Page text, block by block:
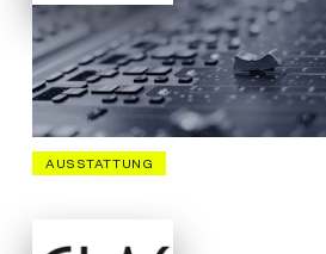
AUSSTATTUNG